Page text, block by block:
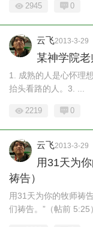
2945 0
云飞2013-3-29
某神学院
1. 成熟的人是心怀理
抬头看路的人。3. ...
2219 0
云飞2013-3-29
用31天为
祷告）
用31天为你的牧师祷
们祷告。”（帖前 5:25